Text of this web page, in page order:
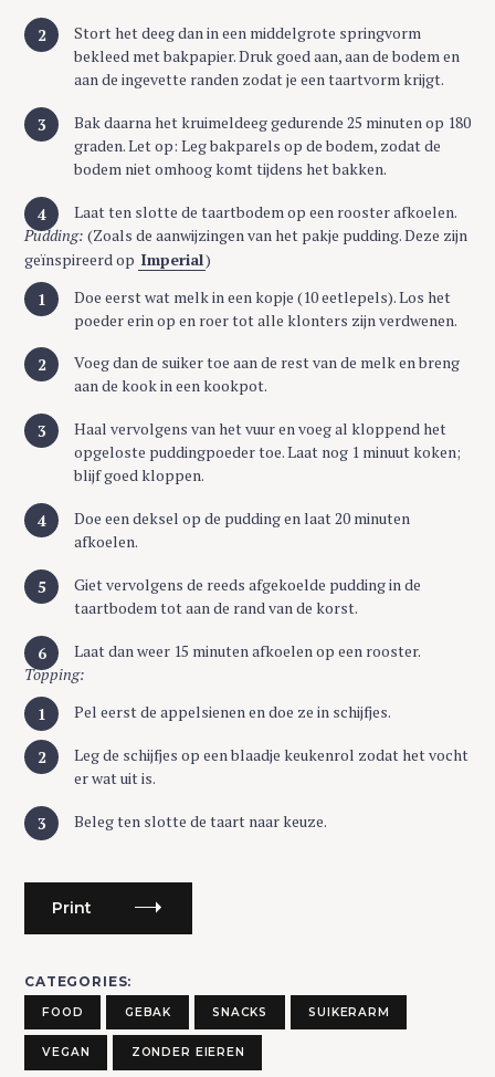
Stort het deeg dan in een middelgrote springvorm
bekleed met bakpapier. Druk goed aan, aan de bodem en
aan de ingevette randen zodat je een taartvorm krijgt.
Bak daarna het kruimeldeeg gedurende 25 minuten op 180
graden. Let op: Leg bakparels op de bodem, zodat de
bodem niet omhoog komt tijdens het bakken.
Laat ten slotte de taartbodem op een rooster afkoelen.
Pudding: (Zoals de aanwijzingen van het pakje pudding. Deze zijn
geïnspireerd op Imperial)
Doe eerst wat melk in een kopje (10 eetlepels). Los het
poeder erin op en roer tot alle klonters zijn verdwenen.
Voeg dan de suiker toe aan de rest van de melk en breng
aan de kook in een kookpot.
Haal vervolgens van het vuur en voeg al kloppend het
opgeloste puddingpoeder toe. Laat nog 1 minuut koken;
blijf goed kloppen.
Doe een deksel op de pudding en laat 20 minuten
afkoelen.
Giet vervolgens de reeds afgekoelde pudding in de
taartbodem tot aan de rand van de korst.
Laat dan weer 15 minuten afkoelen op een rooster.
Topping:
Pel eerst de appelsienen en doe ze in schijfjes.
Leg de schijfjes op een blaadje keukenrol zodat het vocht
er wat uit is.
Beleg ten slotte de taart naar keuze.
Print
CATEGORIES
FOOD GEBAK SNACKS SUIKERARM
VEGAN ZONDER EIEREN